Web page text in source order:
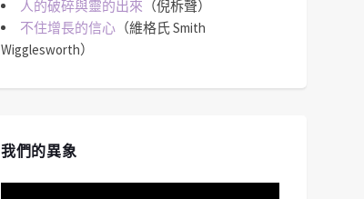
人的破碎與靈的出來 （倪柝聲）
不住增長的信心 （維格氏 Smith
Wigglesworth）
我們的異象